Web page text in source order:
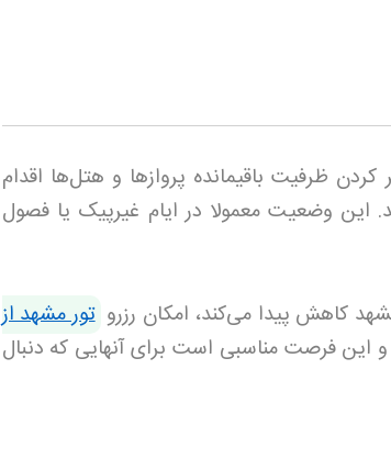
ظرفیت باقیمانده پروازها و هتل‌ها اقدام
این وضعیت معمولا در ایام غیرپیک یا فصول
کاهش پیدا می‌کند، امکان رزرو تور مشهد از
فرصت مناسبی است برای آنهایی که دنبال